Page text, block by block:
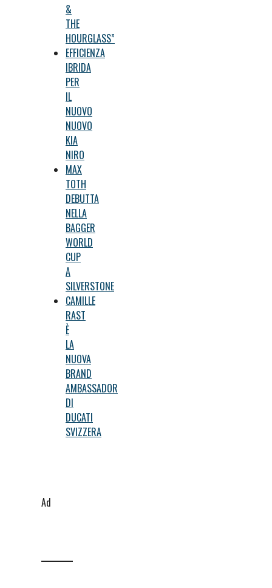
&
THE
HOURGLASS”
EFFICIENZA
IBRIDA
PER
IL
NUOVO
NUOVO
KIA
NIRO
MAX
TOTH
DEBUTTA
NELLA
BAGGER
WORLD
CUP
A
SILVERSTONE
CAMILLE
RAST
È
LA
NUOVA
BRAND
AMBASSADOR
DI
DUCATI
SVIZZERA
Ad